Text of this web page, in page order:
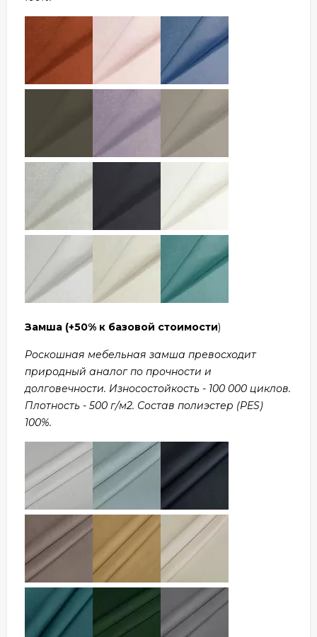
Замша (+50% к базовой стоимости)
Роскошная мебельная замша превосходит
природный аналог по прочности и
долговечности. Износостойкость - 100 000 циклов.
Плотность - 500 г/м2. Состав полиэстер (PES)
100%.